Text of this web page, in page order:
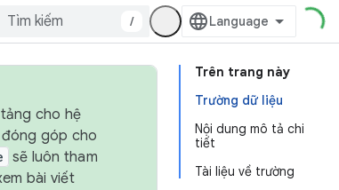
/
Trên trang này
Trường dữ liệu
Nội dung mô tả chi
tiết
Tài liệu về trường
cho hệ
đóng góp cho
sẽ luôn tham
bài viết